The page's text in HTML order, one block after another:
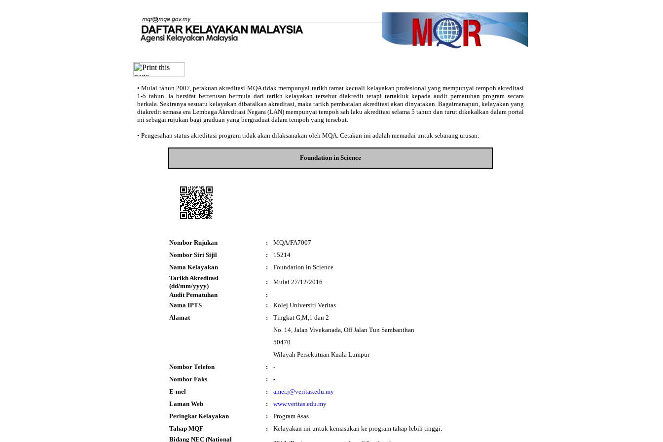
• Mulai tahun 2007, perakuan akreditasi MQA tidak mempunyai tarikh tamat kecuali kelayakan profesional yang mempunyai tempoh akreditasi
1-5 tahun. Ia bersifat berterusan bermula dari tarikh kelayakan tersebut diakredit tetapi tertakluk kepada audit pematuhan program secara
berkala. Sekiranya sesuatu kelayakan dibatalkan akreditasi, maka tarikh pembatalan akreditasi akan dinyatakan. Bagaimanapun, kelayakan yang
diakredit semasa era Lembaga Akreditasi Negara (LAN) mempunyai tempoh sah laku akreditasi selama 5 tahun dan turut dikekalkan dalam portal
ini sebagai rujukan bagi graduan yang bergraduat dalam tempoh yang tersebut.
• Pengesahan status akreditasi program tidak akan dilaksanakan oleh MQA. Cetakan ini adalah memadai untuk sebarang urusan.
Foundation in Science
Nombor Rujukan :
MQA/FA7007
Nombor Siri Sijil
:
15214
Nama Kelayakan
:
Foundation in Science
Tarikh Akreditasi
(dd/mm/yyyy)
:
Mulai 27/12/2016
Audit Pematuhan
:
Nama IPTS
:
Kolej Universiti Veritas
Alamat
:
Tingkat G,M,1 dan 2
No. 14, Jalan Vivekanada, Off Jalan Tun Sambanthan
50470
Wilayah Persekutuan Kuala Lumpur
Nombor Telefon
:
-
Nombor Faks
:
-
E-mel
:
amer.j@veritas.edu.my
Laman Web
:
www.veritas.edu.my
Peringkat Kelayakan
:
Program Asas
Tahap MQF
:
Kelayakan ini untuk kemasukan ke program tahap lebih tinggi.
Bidang NEC (National